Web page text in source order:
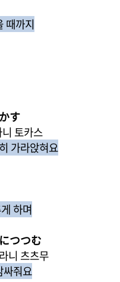
때까지
す
토카스
가라앉혀요
하며
つつむ
니 츠츠무
싸줘요